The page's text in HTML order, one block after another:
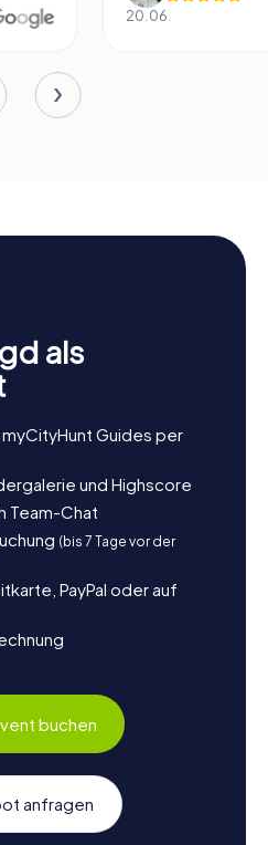
20.06.
als
Guides per
und Highscore
Team-Chat
(bis 7 Tage vor der
PayPal oder auf
buchen
anfragen